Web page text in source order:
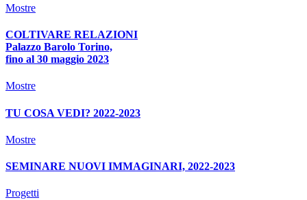
Mostre
COLTIVARE RELAZIONI
Palazzo Barolo Torino,
fino al 30 maggio 2023
Mostre
TU COSA VEDI? 2022-2023
Mostre
SEMINARE NUOVI IMMAGINARI, 2022-2023
Progetti